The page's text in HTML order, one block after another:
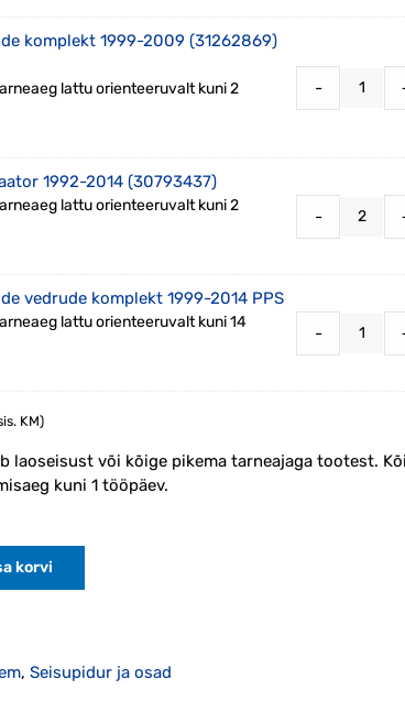
komplekt 1999-2009 (31262869)
lattu orienteeruvalt kuni 2
-
1992-2014 (30793437)
lattu orienteeruvalt kuni 2
-
vedrude komplekt 1999-2014 PPS
lattu orienteeruvalt kuni 14
-
KM)
laoseisust või kõige pikema tarneajaga tootest.
kuni 1 tööpäev.
korvi
, Seisupidur ja osad